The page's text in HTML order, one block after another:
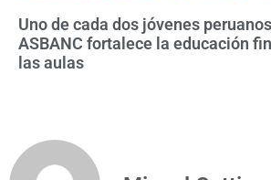
Uno de cada dos jóvenes
ASBANC fortalece la educación
las aulas